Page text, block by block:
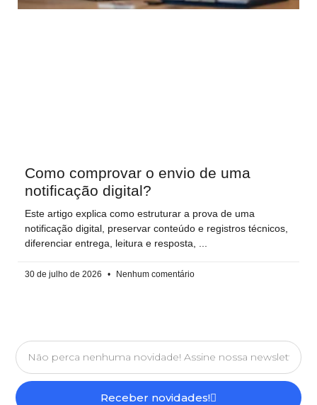
Como comprovar o envio de uma
notificação digital?
Este artigo explica como estruturar a prova de uma
notificação digital, preservar conteúdo e registros técnicos,
diferenciar entrega, leitura e resposta,
30 de julho de 2026 Nenhum comentário
Receber novidades!